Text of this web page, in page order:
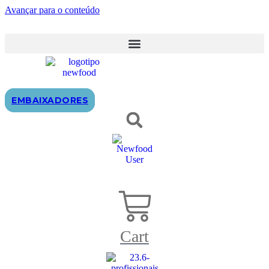
Avançar para o conteúdo
EMBAIXADORES
Cart